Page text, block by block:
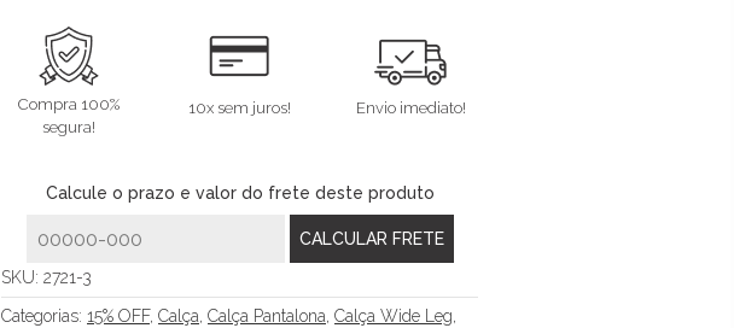
Compra 100%
segura!
10x sem juros! Envio imediato!
Calcule o prazo e valor do frete deste produto
SKU: 2721-3
Categorias: 15% OFF, Calça, Calça Pantalona, Calça Wide Leg,